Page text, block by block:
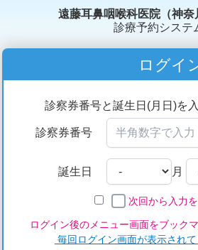
遠藤耳鼻咽喉科医院（神奈
診療予約システ
ログイ
診察券番号と誕生日(月日)を
診察券番号
誕生日 月
次回から入力
ログイン後のメニュー画面をブック
毎回ログイン画面が表示され